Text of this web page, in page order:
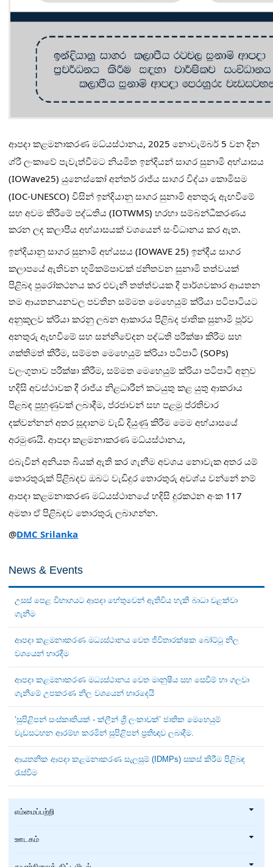
ආපදා කළමනාකරණ මධ්යස්ථානය, 2025 නොවැම්බර් 5 වන දින
ශ්රී ලංකාවේ පැවැත්වීමට නියමිත ඉන්දියන් සාගර සුනාමි අභ්යාසය
(IOWave25) යුනෙස්කෝ අන්තර් රාජ්ය සාගර විද්යා කොමිසම
(IOC-UNESCO) විසින් ඉන්දියානු සාගර සුනාමි අනතුරු ඇඟවීමේ
සහ අවම කිරීමේ පද්ධතිය (IOTWMS) හරහා සම්බන්ධීකරණය
කරන ලද කලාපීය අභ්යාසයක් වශයෙන් සංවිධානය කර ඇත.
ඉන්දියානු සාගර සුනාමි අභ්යසය (IOWAVE 25) ඉන්දීය සාගර
කලාපයේ ඇතිවන භූමිකම්පාවක් ජනිතවන සුනාමි තත්වයක්
පිළිබද පුරෝකථනය කර එවැනි තත්ත්වයක දී පාර්ශවකාර ආයතන
තම ආයතනයනවල පවතින සම්මත මෙහෙයුම් ක්රියා පටිපාටියට
අනුකූලව ක්රියා කරනු ලබන ආකාරය පිළිබද ජාතික සුනාමි පූර්ව
අනතුරු ඇඟවීමේ සහ සන්නිවේදන පද්ධති පරීක්ෂා කිරීම සහ
ශක්තිමත් කිරීම, සම්මත මෙහෙයුම් ක්රියා පටිපාටි (SOPs)
වලංගුතාව පරීක්ෂා කිරීම, සම්මත මෙහෙයුම් ක්රියා පටිපාටි අනුව
හදිසි අවස්ථාවක දී රාජ්ය නිළධාරීන් කටයුතු කළ යුතු ආකරාය
පිළබඳ පුහුණුවක් ලබාදීම, ප්රජාවන් සහ පළමු ප්රතිචාර
දක්වන්නන් අතර සූදානම වැඩි දියුණු කිරීම මෙම අභ්යාසයේ
අරමුණයි. ආපදා කළමනාකරණ මධ්යස්ථානය,
එබැවින් අනියත බියක් ඇති කර ගැනීම අවශය නොවැක අතර යම්
තොරතුරුක් පිළිබදව ඔබට වැඩිදුර තොරතුරු අවශ්ය වන්නේ නම්
ආපදා කළමනාකරණ මධ්යස්ථානයේ හදිසි දුරකථන අංක 117
අමතා ඒ පිළිබදව තොරතුරු ලබාගන්න.
@DMC Srilanka
News & Events
උසස් පෙළ විභාගයට ආපදා හේතුවෙන් ඇතිවිය හැකි බාධා වළක්වා
ගැනීම
ආපදා කළමනාකරණ මධ්‍යස්ථානය වෙත ජීවිතාරක්ෂක බෝට්ටු නිල
වශයෙන් භාරදීම
ආපදා කළමනාකරණ මධ්‍යස්ථානය වෙත මානුෂීය සහ සෙවීම් හා ගලවා
ගැනීමේ උපකරණ නිල වශයෙන් භාරදෙයි
‘සුපිළිපන් සංස්කෘතියක් - ක්ලීන් ශ්‍රී ලංකාවක්’ ජාතික මෙහෙයුම්
වැඩසටහන ආරම්භ කරමින් සුපිළිපන් ප්‍රතිඥාව ලබාදීම.
ආයතනික ආපදා කළමනාකරණ සැලසුම් (IDMPs) සකස් කිරීම පිළිබඳ
රැස්වීම
எம்மைப்பற்றி
ஊடகம்